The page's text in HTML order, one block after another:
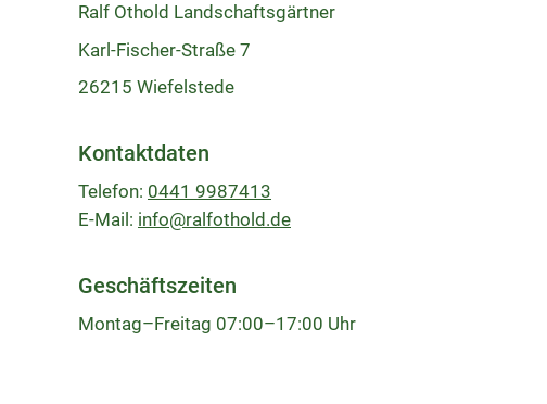
Ralf Othold Landschaftsgärtner
Karl-Fischer-Straße 7
26215 Wiefelstede
Kontaktdaten
Telefon: 0441 9987413
E-Mail: info@ralfothold.de
Geschäftszeiten
Montag–Freitag 07:00–17:00 Uhr